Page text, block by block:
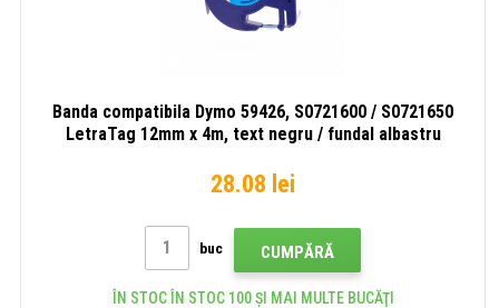
Banda compatibila Dymo 59426, S0721600 / S0721650
LetraTag 12mm x 4m, text negru / fundal albastru
28.08 lei
buc CUMPĂRĂ
ÎN STOC ÎN STOC 100 ȘI MAI MULTE BUCĂŢI